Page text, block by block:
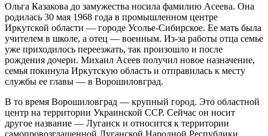
Ольга Казакова до замужества носила фамилию Асеева. Она
родилась 30 мая 1968 года в промышленном центре
Иркутской области — городе Усолье-Сибирское. Ее мать была
учителем в школе, а отец — военным. Из-за работы отца семье
уже приходилось переезжать, так произошло и после
рождения дочери. Михаил Асеев получил новое назначение,
семья покинула Иркутскую область и отправилась к месту
службы ее главы — в Ворошиловград.
В то время Ворошиловград — крупный город. Это областной
центр на территории Украинской ССР. Сейчас он носит
другое название — Луганск и относится к территории
самопровозглашенной Луганской Народной Республики